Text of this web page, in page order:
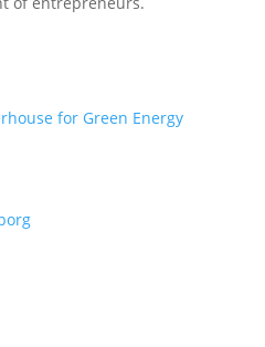
for Green Energy